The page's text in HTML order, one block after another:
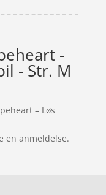
-
- Str. M
– Løs
en anmeldelse.